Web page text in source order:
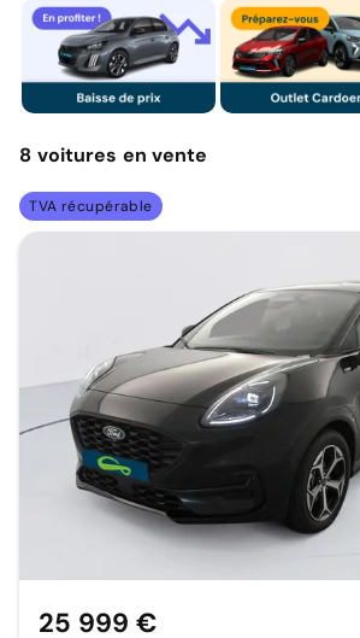
8 voitures en vente
TVA récupérable
25 999 €